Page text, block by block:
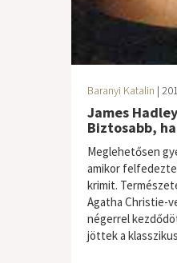
Baranyi Katalin |
James
Biztosabb,
Meglehetősen
amikor
krimit.
Agatha Christie-
négerrel
jöttek a